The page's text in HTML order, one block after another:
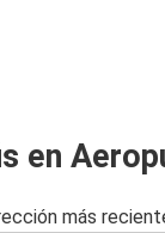
en
más